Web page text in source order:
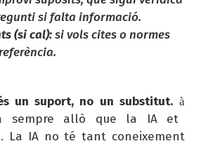
si falta informació.
(si cal):si vols cites o normes
un suport, no un substitut. à
sempre allò que la IA et
La IA no té tant coneixement